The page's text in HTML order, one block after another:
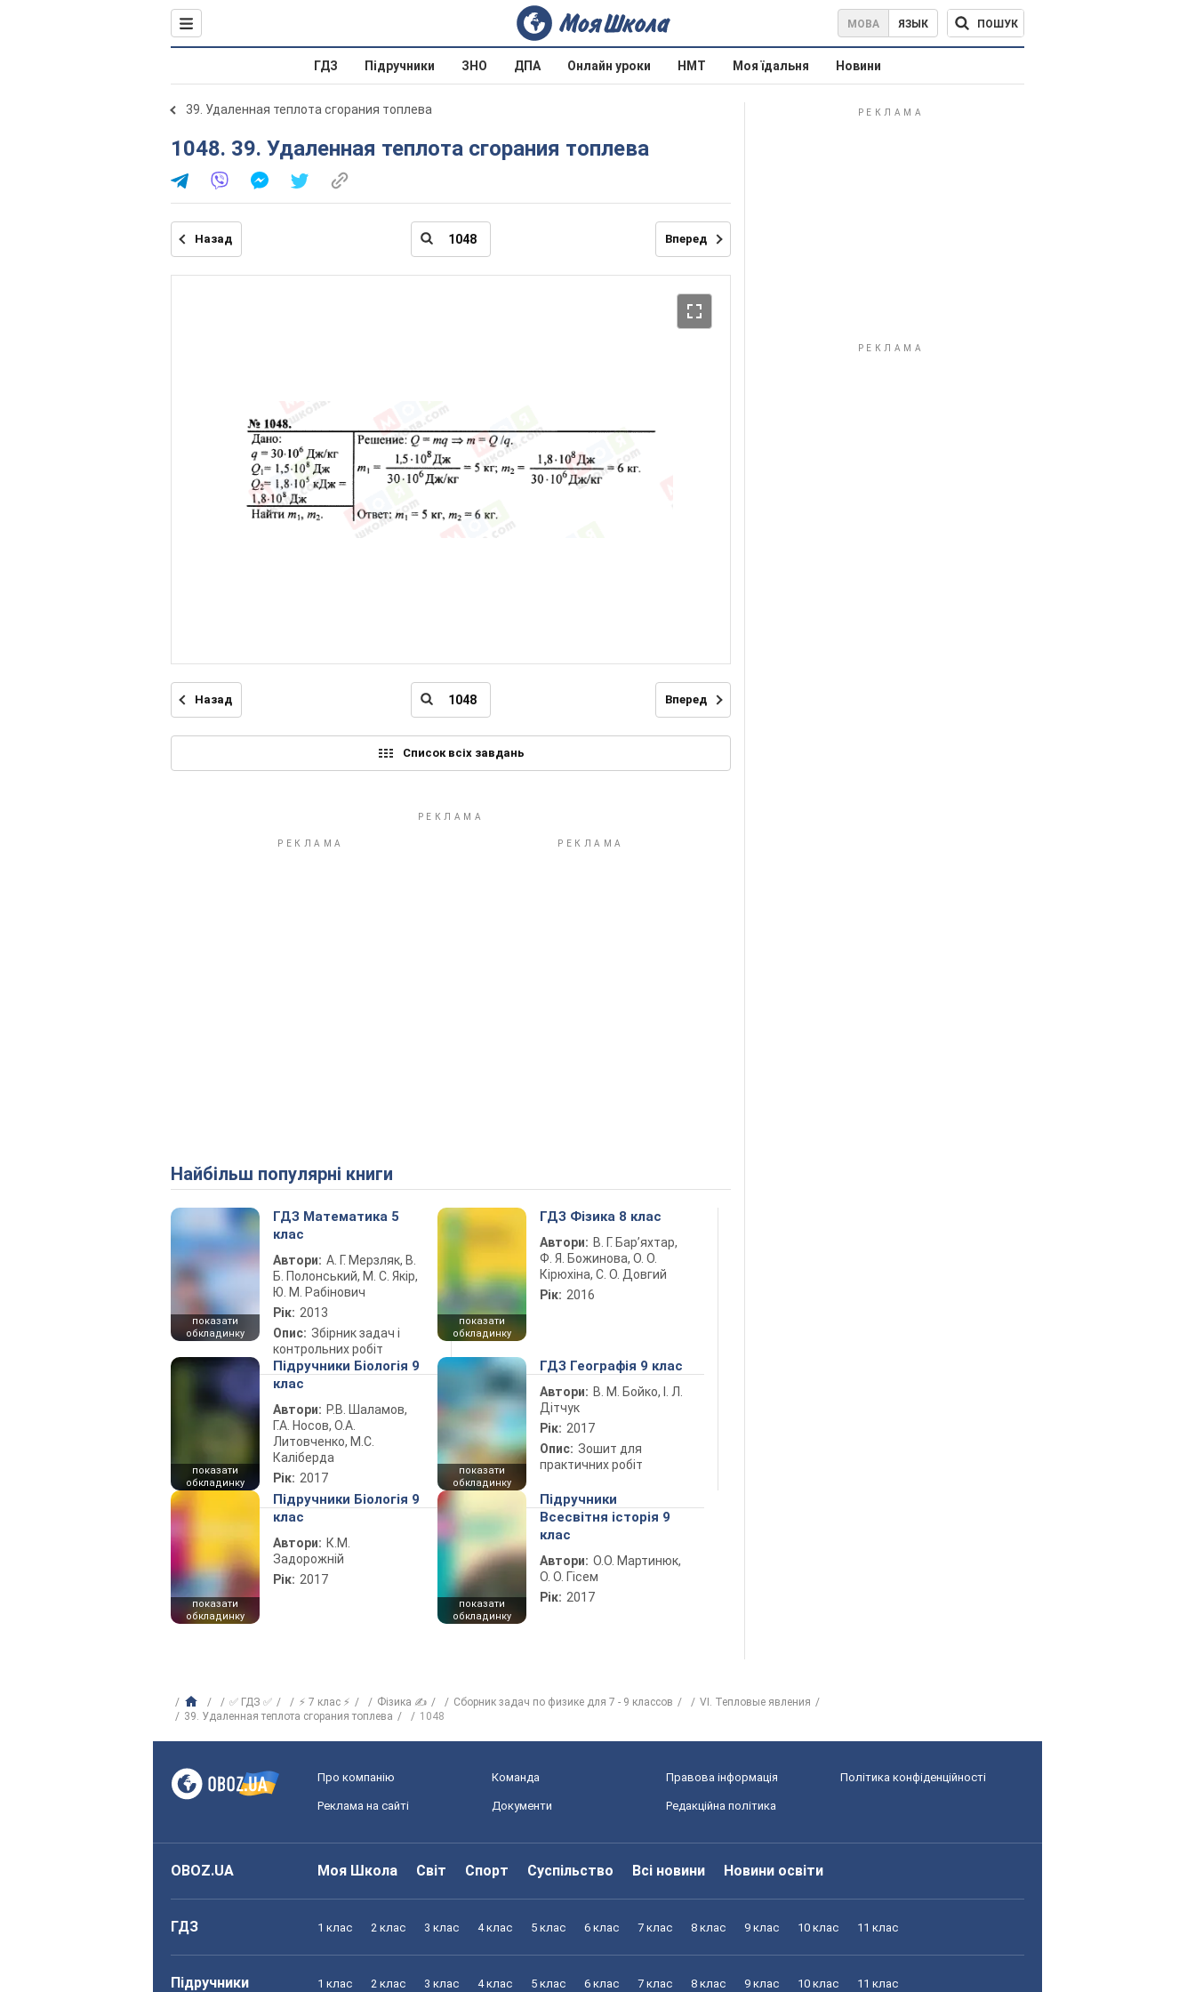
МОВА ЯЗЫК ПОШУК
ГДЗ Підручники ЗНО ДПА Онлайн уроки НМТ Моя їдальня Новини
39. Удаленная теплота сгорания топлева
1048. 39. Удаленная теплота сгорания топлева
Назад Вперед
Назад Вперед
Список всіх завдань
Найбільш популярні книги
показати
обкладинку
ГДЗ Математика 5
клас
Автори: А. Г. Мерзляк, В.
Б. Полонський, М. С. Якір,
Ю. М. Рабінович
Рік: 2013
Опис: Збірник задач і
контрольних робіт
показати
обкладинку
ГДЗ Фізика 8 клас
Автори: В. Г. Бар’яхтар,
Ф. Я. Божинова, О. О.
Кірюхіна, С. О. Довгий
Рік: 2016
показати
обкладинку
Підручники Біологія 9
клас
Автори: Р.В. Шаламов,
Г.А. Носов, О.А.
Литовченко, М.С.
Каліберда
Рік: 2017
показати
обкладинку
ГДЗ Географія 9 клас
Автори: В. М. Бойко, І. Л.
Дітчук
Рік: 2017
Опис: Зошит для
практичних робіт
показати
обкладинку
Підручники Біологія 9
клас
Автори: К.М.
Задорожній
Рік: 2017
показати
обкладинку
Підручники
Всесвітня історія 9
клас
Автори: О.О. Мартинюк,
О. О. Гісем
Рік: 2017
✅ ГДЗ ✅ ⚡ 7 клас ⚡ Фізика ✍ Сборник задач по физике для 7 - 9 классов
VI. Тепловые явления
39. Удаленная теплота сгорания топлева
1048
Про компанію Команда Правова інформація Політика конфіденційності
Реклама на сайті Документи Редакційна політика
OBOZ.UA Моя Школа Світ Спорт Суспільство Всі новини Новини освіти
ГДЗ 1 клас 2 клас 3 клас 4 клас 5 клас 6 клас 7 клас 8 клас 9 клас 10 клас 11 клас
Підручники 1 клас 2 клас 3 клас 4 клас 5 клас 6 клас 7 клас 8 клас 9 клас 10 клас 11 клас